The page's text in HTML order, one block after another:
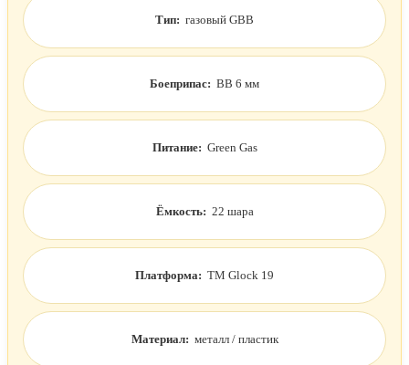
Тип: газовый GBB
Боеприпас: BB 6 мм
Питание: Green Gas
Ёмкость: 22 шара
Платформа: TM Glock 19
Материал: металл / пластик